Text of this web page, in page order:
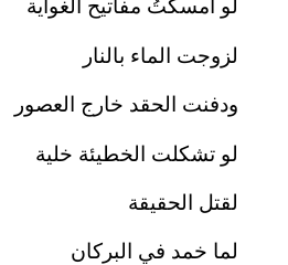
لو أمسكتُ مفاتيح الغواية
لزوجت الماء بالنار
ودفنت الحقد خارج العصور
لو تشكلت الخطيئة خلية
لقتل الحقيقة
لما خمد في البركان